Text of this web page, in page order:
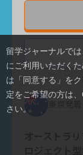
留学ジャーナルで
にご利用いただく
は「同意する」を
定をご希望の方は
さい。
オーストラ